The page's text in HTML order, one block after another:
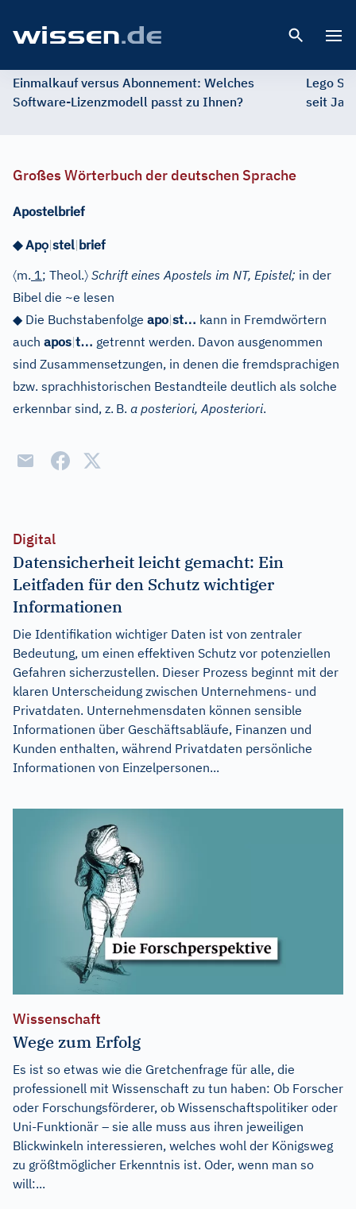
Einmalkauf versus Abonnement: Welches
Software-Lizenzmodell passt zu Ihnen?
Lego
seit
Großes Wörterbuch der deutschen Sprache
Apostelbrief
◆Apọ|stel|brief
〈m. 1; Theol.〉 Schrift eines Apostels im NT, Epistel; in der
Bibel die ~e lesen
◆ Die Buchstabenfolge apo|st… kann in Fremdwörtern
auch apos|t… getrennt werden. Davon ausgenommen
sind Zusammensetzungen, in denen die fremdsprachigen
bzw. sprachhistorischen Bestandteile deutlich als solche
erkennbar sind, z. B. a posteriori, Aposteriori.
Digital
Datensicherheit leicht gemacht: Ein
Leitfaden für den Schutz wichtiger
Informationen
Die Identifikation wichtiger Daten ist von zentraler
Bedeutung, um einen effektiven Schutz vor potenziellen
Gefahren sicherzustellen. Dieser Prozess beginnt mit der
klaren Unterscheidung zwischen Unternehmens- und
Privatdaten. Unternehmensdaten können sensible
Informationen über Geschäftsabläufe, Finanzen und
Kunden enthalten, während Privatdaten persönliche
Informationen von Einzelpersonen...
Wissenschaft
Wege zum Erfolg
Es ist so etwas wie die Gretchenfrage für alle, die
professionell mit Wissenschaft zu tun haben: Ob Forscher
oder Forschungsförderer, ob Wissenschaftspolitiker oder
Uni-Funktionär – sie alle muss aus ihren jeweiligen
Blickwinkeln interessieren, welches wohl der Königsweg
zu größtmöglicher Erkenntnis ist. Oder, wenn man so
will:...